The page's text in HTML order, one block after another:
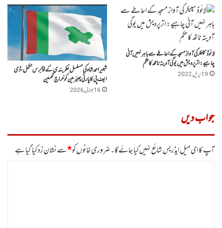
لائوڈ سپیکر کی آواز مسجد کے احاطے سے باہر نہیں آنی
چاہیے: اترپردیش میں یوگی آدیتہ ناتھ کا حکم
19 اپریل, 2022 شبیر احمد شاہ کی مسلسل نظر بندی کے 9برس مکمل ، ڈی
ایف پی کا پارٹی چیئرمین کوخراج تحسین
16 جولائی, 2026
جواب دیں
آپ کا ای میل ایڈریس شائع نہیں کیا جائے گا۔ضروری خانوں کو*سے نشان زد کیا گیا ہے